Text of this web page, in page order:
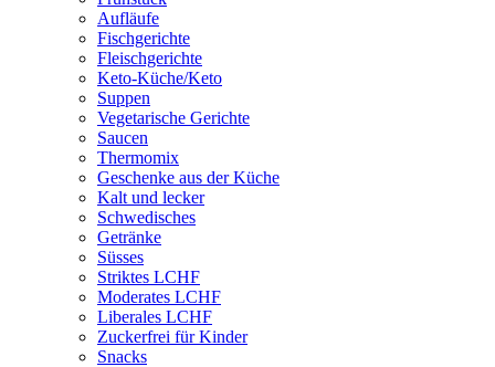
Aufläufe
Fischgerichte
Fleischgerichte
Keto-Küche/Keto
Suppen
Vegetarische Gerichte
Saucen
Thermomix
Geschenke aus der Küche
Kalt und lecker
Schwedisches
Getränke
Süsses
Striktes LCHF
Moderates LCHF
Liberales LCHF
Zuckerfrei für Kinder
Snacks